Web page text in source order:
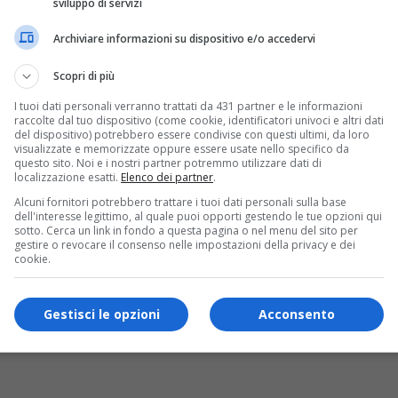
le voci contro l’arrivo dei primi profughi
a Borgosesia la parrocchia punta sulla
incontro intitolato “Camminare insieme nelle
persone con storie di migrazione forzata.
in mare i profughi.
la nostra
Archiviare informazioni su dispositivo e/o accedervi
Scopri di più
I tuoi dati personali verranno trattati da 431 partner e le informazioni
raccolte dal tuo dispositivo (come cookie, identificatori univoci e altri dati
del dispositivo) potrebbero essere condivise con questi ultimi, da loro
visualizzate e memorizzate oppure essere usate nello specifico da
questo sito. Noi e i nostri partner potremmo utilizzare dati di
localizzazione esatti. Elenco dei partner.
Alcuni fornitori potrebbero trattare i tuoi dati personali sulla base
dell'interesse legittimo, al quale puoi opporti gestendo le tue opzioni qui
sotto. Cerca un link in fondo a questa pagina o nel menu del sito per
gestire o revocare il consenso nelle impostazioni della privacy e dei
cookie.
Acconsento
Gestisci le opzioni